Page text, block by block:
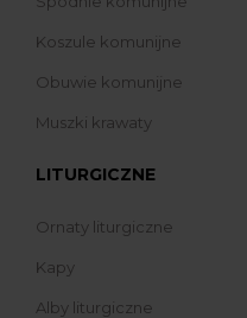
Koszule komunijne
Obuwie komunijne
Muszki krawaty
LITURGICZNE
Ornaty liturgiczne
Kapy
Alby liturgiczne